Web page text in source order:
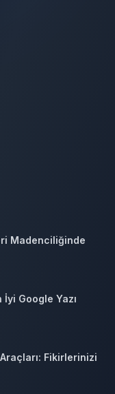
Madenciliğinde
İyi Google Yazı
Fikirlerinizi